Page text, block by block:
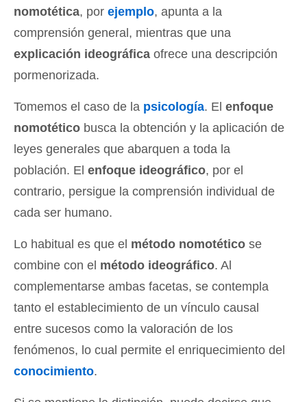
nomotética, por ejemplo, apunta a la
comprensión general, mientras que una
explicación ideográfica ofrece una descripción
pormenorizada.
Tomemos el caso de la psicología. El enfoque
nomotético busca la obtención y la aplicación de
leyes generales que abarquen a toda la
población. El enfoque ideográfico, por el
contrario, persigue la comprensión individual de
cada ser humano.
Lo habitual es que el método nomotético se
combine con el método ideográfico. Al
complementarse ambas facetas, se contempla
tanto el establecimiento de un vínculo causal
entre sucesos como la valoración de los
fenómenos, lo cual permite el enriquecimiento del
conocimiento.